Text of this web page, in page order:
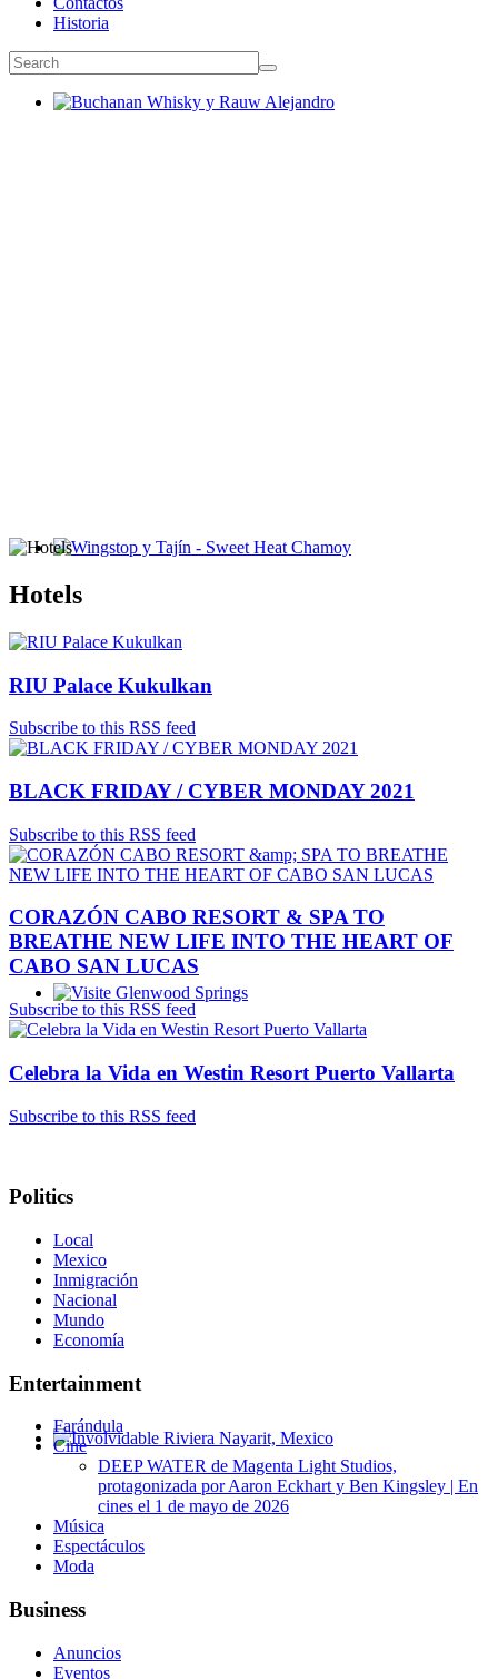
Historia
Glenwood Springs - Bello y Encantador
Involvidable Riviera Nayarit, Mexico
Hotels
RIU Palace Kukulkan
Subscribe to this RSS feed
BLACK FRIDAY / CYBER MONDAY 2021
Subscribe to this RSS feed
CORAZÓN CABO RESORT & SPA TO
BREATHE NEW LIFE INTO THE HEART OF
CABO SAN LUCAS
Subscribe to this RSS feed
Celebra la Vida en Westin Resort Puerto Vallarta
Subscribe to this RSS feed
Politics
Local
Mexico
Inmigración
Nacional
Mundo
Economía
Entertainment
Farándula
Cine
DEEP WATER de Magenta Light Studios,
protagonizada por Aaron Eckhart y Ben Kingsley | En
cines el 1 de mayo de 2026
Música
Espectáculos
Moda
Business
Anuncios
Eventos